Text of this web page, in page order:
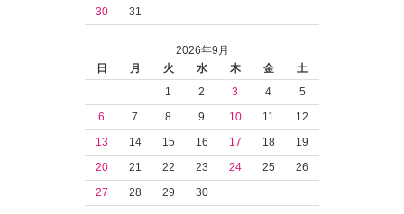
30
31
2026年9月
日
月 火 水 木 金
土
1
2 3 4
5
6
7 8 9 10 11
12
13
14 15 16 17 18
19
20
21 22 23 24 25
26
27
28 29 30